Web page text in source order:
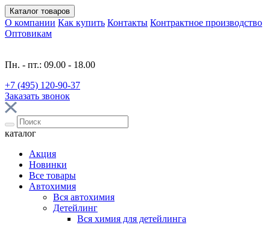
Каталог товаров
О компании Как купить Контакты Контрактное производство
Оптовикам
Пн. - пт.: 09.00 - 18.00
+7 (495) 120-90-37
Заказать звонок
каталог
Акция
Новинки
Все товары
Автохимия
Вся автохимия
Детейлинг
Вся химия для детейлинга